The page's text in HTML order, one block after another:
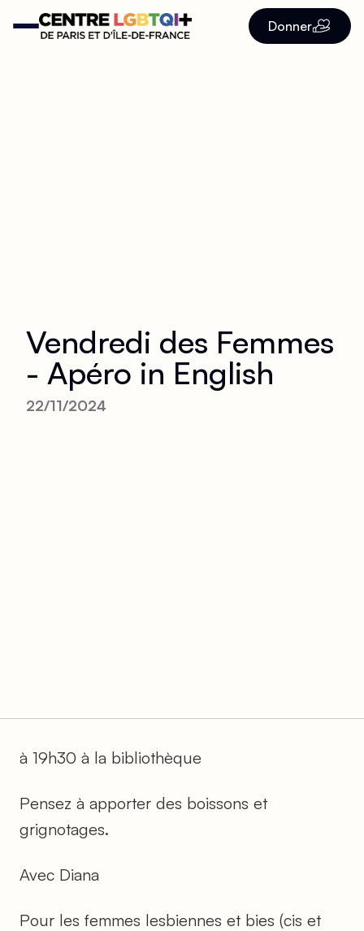
Donner
Vendredi des Femmes
- Apéro in English
22/11/2024
à 19h30 à la bibliothèque
Pensez à apporter des boissons et
grignotages.
Avec Diana
Pour les femmes lesbiennes et bies (cis et